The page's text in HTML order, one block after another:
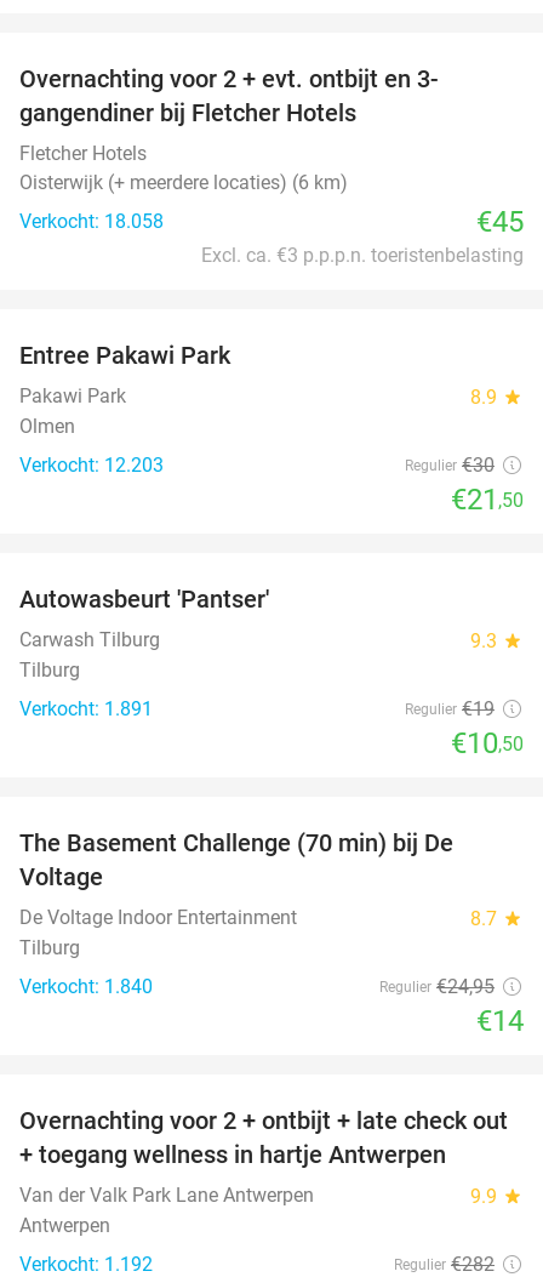
Overnachting voor 2 + evt. ontbijt en 3-
gangendiner bij Fletcher Hotels
Fletcher Hotels
Oisterwijk (+ meerdere locaties) (6 km)
Verkocht: 18.058
€45
Excl. ca. €3 p.p.p.n. toeristenbelasting
Entree Pakawi Park
Pakawi Park 8.9 star
Olmen
Verkocht: 12.203
Regulier €30
€21 ,50
Autowasbeurt 'Pantser'
Carwash Tilburg 9.3 star
Tilburg
Verkocht: 1.891
Regulier €19
€10,50
The Basement Challenge (70 min) bij De
Voltage
De Voltage Indoor Entertainment 8.7 star
Tilburg
Verkocht: 1.840
Regulier €24,95
€14
59%
Overnachting voor 2 + ontbijt + late check out
+ toegang wellness in hartje Antwerpen
Van der Valk Park Lane Antwerpen 9.9 star
Antwerpen
Verkocht: 1.192
Regulier €282